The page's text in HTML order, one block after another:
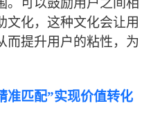
。可以鼓励用户之间相
文化，这种文化会让用
而提升用户的粘性，为
准匹配”实现价值转化